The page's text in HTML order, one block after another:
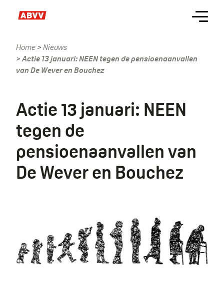
Menu
Kruimelpad
Home
Nieuws
Actie 13 januari: NEEN tegen de pensioenaanvallen
van De Wever en Bouchez
Actie 13 januari: NEEN
tegen de
pensioenaanvallen van
De Wever en Bouchez